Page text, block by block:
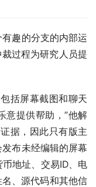
趣的分支的内部运
过程为研究人员提
括屏幕截图和聊天
提供帮助，”他解
据，因此只有版主
布未经编辑的屏幕
地址、交易ID、电
、源代码和其他信